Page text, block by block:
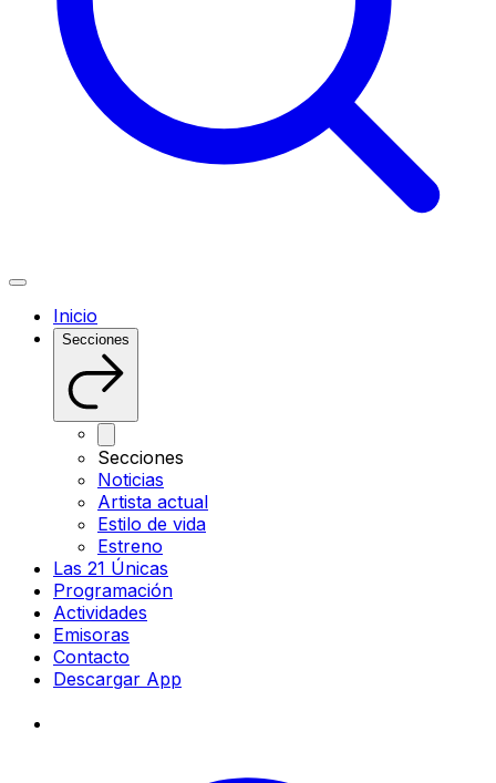
Inicio
Secciones
Secciones
Noticias
Artista actual
Estilo de vida
Estreno
Las 21 Únicas
Programación
Actividades
Emisoras
Contacto
Descargar App